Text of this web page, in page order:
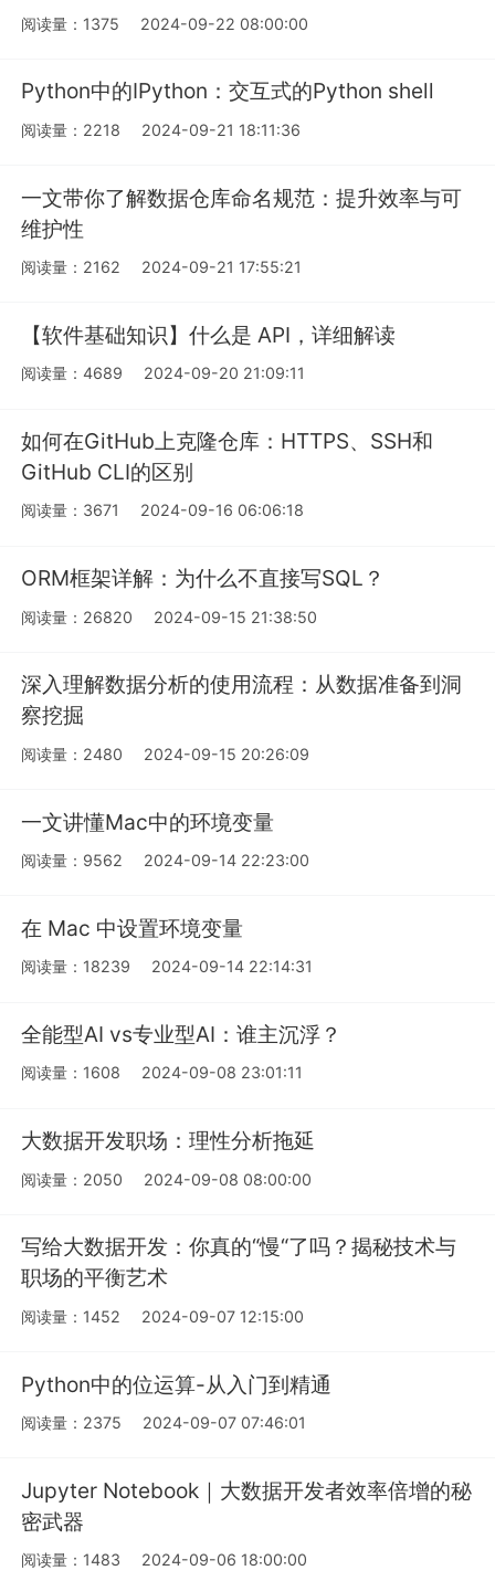
阅读量：1375 2024-09-22 08:00:00
Python中的IPython：交互式的Python shell
阅读量：2218 2024-09-21 18:11:36
一文带你了解数据仓库命名规范：提升效率与可
维护性
阅读量：2162 2024-09-21 17:55:21
【软件基础知识】什么是 API，详细解读
阅读量：4689 2024-09-20 21:09:11
如何在GitHub上克隆仓库：HTTPS、SSH和
GitHub CLI的区别
阅读量：3671 2024-09-16 06:06:18
ORM框架详解：为什么不直接写SQL？
阅读量：26820 2024-09-15 21:38:50
深入理解数据分析的使用流程：从数据准备到洞
察挖掘
阅读量：2480 2024-09-15 20:26:09
一文讲懂Mac中的环境变量
阅读量：9562 2024-09-14 22:23:00
在 Mac 中设置环境变量
阅读量：18239 2024-09-14 22:14:31
全能型AI vs专业型AI：谁主沉浮？
阅读量：1608 2024-09-08 23:01:11
大数据开发职场：理性分析拖延
阅读量：2050 2024-09-08 08:00:00
写给大数据开发：你真的“慢“了吗？揭秘技术与
职场的平衡艺术
阅读量：1452 2024-09-07 12:15:00
Python中的位运算-从入门到精通
阅读量：2375 2024-09-07 07:46:01
Jupyter Notebook｜大数据开发者效率倍增的秘
密武器
阅读量：1483 2024-09-06 18:00:00